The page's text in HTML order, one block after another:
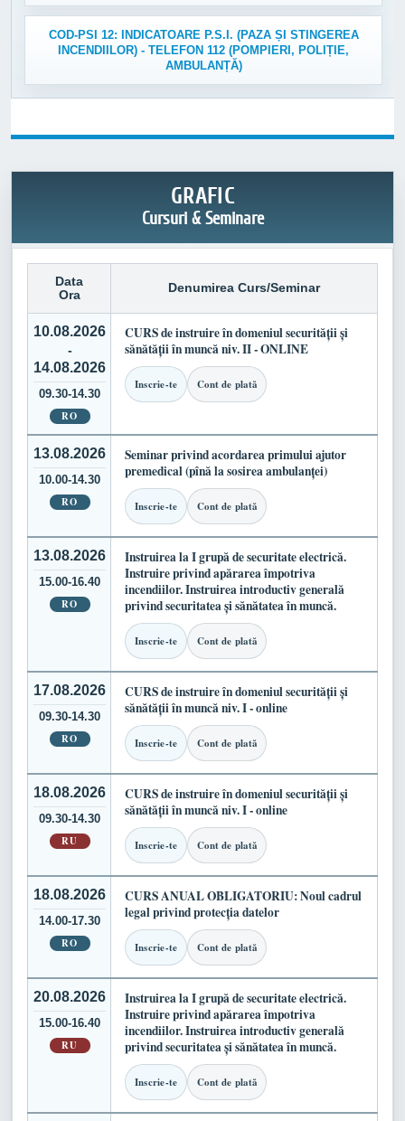
COD-PSI 12: INDICATOARE P.S.I. (PAZA ȘI STINGEREA
INCENDIILOR) - TELEFON 112 (POMPIERI, POLIȚIE,
AMBULANȚĂ)
GRAFIC
Cursuri & Seminare
Data
Ora
Denumirea Curs/Seminar
10.08.2026
-
14.08.2026
09.30-14.30
RO
CURS de instruire în domeniul securității și
sănătății în muncă niv. II - ONLINE
Inscrie-te Cont de plată
13.08.2026
10.00-14.30
RO
Seminar privind acordarea primului ajutor
premedical (pînă la sosirea ambulanței)
Inscrie-te Cont de plată
13.08.2026
15.00-16.40
RO
Instruirea la I grupă de securitate electrică.
Instruire privind apărarea împotriva
incendiilor. Instruirea introductiv generală
privind securitatea și sănătatea în muncă.
Inscrie-te Cont de plată
17.08.2026
09.30-14.30
RO
CURS de instruire în domeniul securității și
sănătății în muncă niv. I - online
Inscrie-te Cont de plată
18.08.2026
09.30-14.30
RU
CURS de instruire în domeniul securității și
sănătății în muncă niv. I - online
Inscrie-te Cont de plată
18.08.2026
14.00-17.30
RO
CURS ANUAL OBLIGATORIU: Noul cadrul
legal privind protecția datelor
Inscrie-te Cont de plată
20.08.2026
15.00-16.40
RU
Instruirea la I grupă de securitate electrică.
Instruire privind apărarea împotriva
incendiilor. Instruirea introductiv generală
privind securitatea și sănătatea în muncă.
Inscrie-te Cont de plată